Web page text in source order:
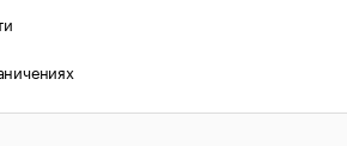
О соблюдении авторских прав